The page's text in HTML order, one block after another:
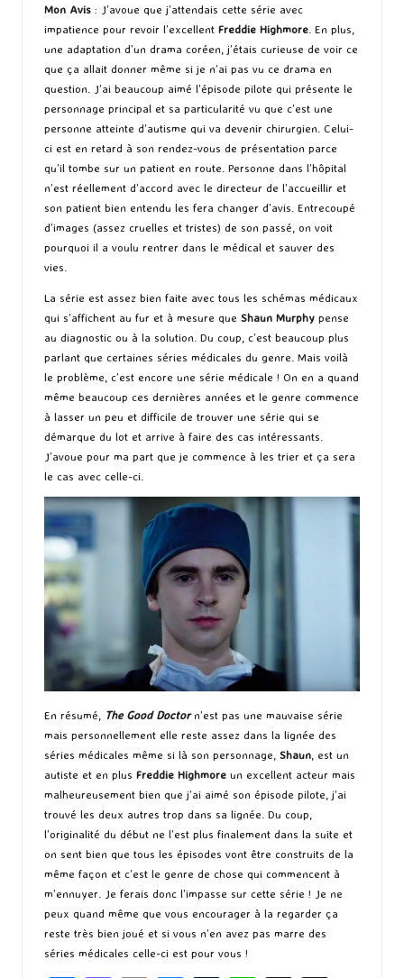
Mon Avis : J’avoue que j’attendais cette série avec
impatience pour revoir l’excellent Freddie Highmore . En plus,
une adaptation d’un drama coréen, j’étais curieuse de voir ce
que ça allait donner même si je n’ai pas vu ce drama en
question. J’ai beaucoup aimé l’épisode pilote qui présente le
personnage principal et sa particularité vu que c’est une
personne atteinte d’autisme qui va devenir chirurgien. Celui-
ci est en retard à son rendez-vous de présentation parce
qu’il tombe sur un patient en route. Personne dans l’hôpital
n’est réellement d’accord avec le directeur de l’accueillir et
son patient bien entendu les fera changer d’avis. Entrecoupé
d’images (assez cruelles et tristes) de son passé, on voit
pourquoi il a voulu rentrer dans le médical et sauver des
vies.
La série est assez bien faite avec tous les schémas médicaux
qui s’affichent au fur et à mesure que Shaun Murphy pense
au diagnostic ou à la solution. Du coup, c’est beaucoup plus
parlant que certaines séries médicales du genre. Mais voilà
le problème, c’est encore une série médicale ! On en a quand
même beaucoup ces dernières années et le genre commence
à lasser un peu et difficile de trouver une série qui se
démarque du lot et arrive à faire des cas intéressants.
J’avoue pour ma part que je commence à les trier et ça sera
le cas avec celle-ci.
En résumé, The Good Doctorn’est pas une mauvaise série
mais personnellement elle reste assez dans la lignée des
séries médicales même si là son personnage, Shaun , est un
autiste et en plus Freddie Highmore un excellent acteur mais
malheureusement bien que j’ai aimé son épisode pilote, j’ai
trouvé les deux autres trop dans sa lignée. Du coup,
l’originalité du début ne l’est plus finalement dans la suite et
on sent bien que tous les épisodes vont être construits de la
même façon et c’est le genre de chose qui commencent à
m’ennuyer. Je ferais donc l’impasse sur cette série ! Je ne
peux quand même que vous encourager à la regarder ça
reste très bien joué et si vous n’en avez pas marre des
séries médicales celle-ci est pour vous !